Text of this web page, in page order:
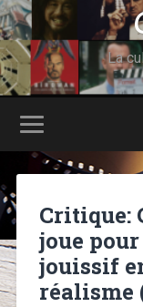
La
Critique:
joue
jouissif
réalisme